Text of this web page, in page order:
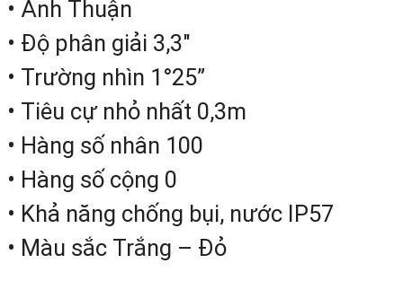
Aachen. Năm 1902, ông bảo vệ luận
tiến sĩ tại Đại học Basel. Từ 1906-
ông tiến hành khảo sát làm việc
dãy Andes.Tại
Thụy Sĩ
những người đầu tiên dùng thiết bị
đo bản đồ núi mới . Năm 1921,
đồng sáng lập công ty bán
, từ đây các sản
• Ảnh Thuận
• Độ phân giải 3,3″
• Trường nhìn 1°25”
• Tiêu cự nhỏ nhất 0,3m
• Hàng số nhân 100
• Hàng số cộng 0
• Khả năng chống bụi, nước IP57
• Màu sắc Trắng – Đỏ